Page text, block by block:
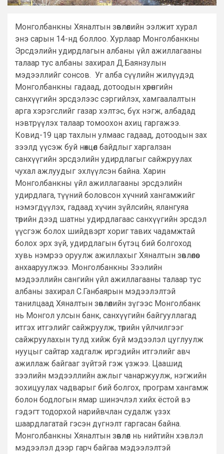
Монголбанкны Хяналтын зөвлөлийн ээлжит хурал
энэ сарын 14-нд боллоо. Хурлаар Монголбанкны
Эрсдэлийн удирдлагын албаны үйл ажиллагааны
талаар тус албаны захирал Д.Баянзулын
мэдээллийг сонсов. Уг алба сүүлийн жилүүдэд
Монголбанкны гадаад, дотоодын хөрөнгийн
санхүүгийн эрсдэлээс сэргийлэх, хамгаалалтын
арга хэрэгслийг газар хэлтэс, бүх нэгж, албадад
нэвтрүүлэх талаар томоохон ахиц гаргажээ.
Ковид-19 цар тахлын улмаас гадаад, дотоодын зах
зээлд үүсэж буй нөхцөл байдлыг харгалзан
санхүүгийн эрсдэлийн удирдлагыг сайжруулах
чухал ажлуудыг эхлүүлсэн байна. Харин
Монголбанкны үйл ажиллагааны эрсдэлийн
удирдлага, түүний боловсон хүчний хангамжийг
нэмэгдүүлэх, гадаад хүчин зүйлсийн, ялангуяа
төрийн дээд шатны удирдлагаас санхүүгийн эрсдэл
үүсгэж болох шийдвэрт хориг тавих чадамжтай
болох эрх зүй, удирдлагын бүтэц бий болгоход
хувь нэмрээ оруулж ажиллахыг Хяналтын зөвлөлөөс
анхааруулжээ. Монголбанкны Зээлийн
мэдээллийн сангийн үйл ажиллагааны талаар тус
албаны захирал С.Ганбаярын мэдээлэлтэй
танилцаад Хяналтын зөвлөлийн зүгээс Монголбанк
нь Монгол улсын банк, санхүүгийн байгууллагад
итгэх итгэлийг сайжруулж, төрийн үйлчилгээг
сайжруулахын тулд хийж буй мэдээлэл цуглуулж
нууцыг сайтар хадгалж иргэдийн итгэлийг авч
ажиллаж байгааг зүйтэй гэж үзжээ. Цаашид
зээлийн мэдээллийн ажлыг чанаржуулж, нэгжийн
зохицуулах чадварыг бий болгох, програм хангамж
болон бодлогын ямар шинэчлэл хийх ёстой вэ
гэдэгт тодорхой нарийвчлан судалж үзэх
шаардлагатай гэсэн дүгнэлт гаргасан байна.
Монголбанкны Хяналтын зөвлөл нь нийтийн хэвлэл
мэдээлэл дээр гарч байгаа мэдээлэлтэй